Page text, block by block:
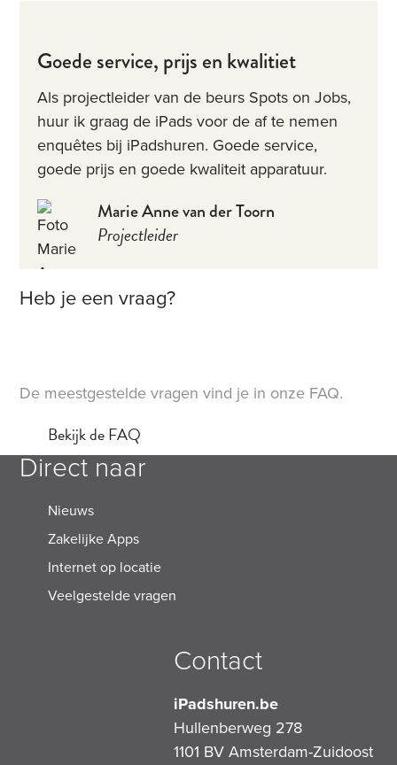
Goede service, prijs en kwalitiet
Als projectleider van de beurs Spots on Jobs,
huur ik graag de iPads voor de af te nemen
enquêtes bij iPadshuren. Goede service,
goede prijs en goede kwaliteit apparatuur.
Marie Anne van der Toorn
Projectleider
Heb je een vraag?
De meestgestelde vragen vind je in onze FAQ.
Bekijk de FAQ
Direct naar
Nieuws
Zakelijke Apps
Internet op locatie
Veelgestelde vragen
Contact
iPadshuren.be
Hullenberweg 278
1101 BV Amsterdam-Zuidoost